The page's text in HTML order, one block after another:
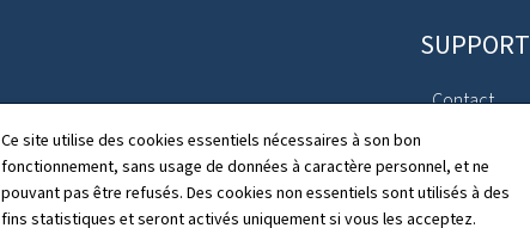
Ce site utilise des cookies essentiels nécessaires à son bon
fonctionnement, sans usage de données à caractère personnel, et ne
pouvant pas être refusés. Des cookies non essentiels sont utilisés à des
fins statistiques et seront activés uniquement si vous les acceptez.
Annuaire
SUPPORT
Contact
Plan du site
À propos